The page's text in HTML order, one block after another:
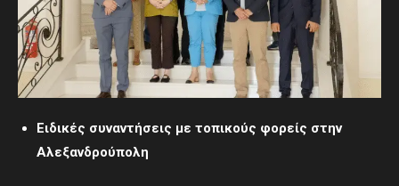
Ειδικές συναντήσεις με τοπικούς φορείς στην
Αλεξανδρούπολη